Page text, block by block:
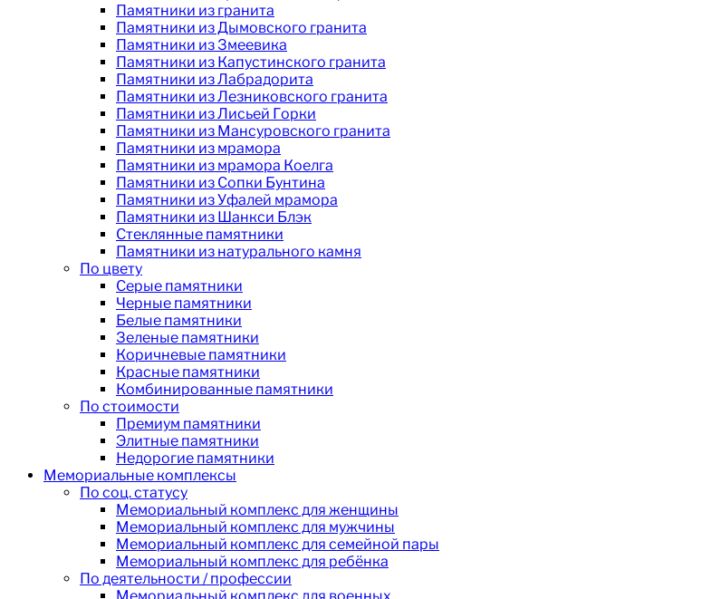
Памятники из гранита
Памятники из Дымовского гранита
Памятники из Змеевика
Памятники из Капустинского гранита
Памятники из Лабрадорита
Памятники из Лезниковского гранита
Памятники из Лисьей Горки
Памятники из Мансуровского гранита
Памятники из мрамора
Памятники из мрамора Коелга
Памятники из Сопки Бунтина
Памятники из Уфалей мрамора
Памятники из Шанкси Блэк
Стеклянные памятники
Памятники из натурального камня
По цвету
Серые памятники
Черные памятники
Белые памятники
Зеленые памятники
Коричневые памятники
Красные памятники
Комбинированные памятники
По стоимости
Премиум памятники
Элитные памятники
Недорогие памятники
Мемориальные комплексы
По соц. статусу
Мемориальный комплекс для женщины
Мемориальный комплекс для мужчины
Мемориальный комплекс для семейной пары
Мемориальный комплекс для ребёнка
По деятельности / профессии